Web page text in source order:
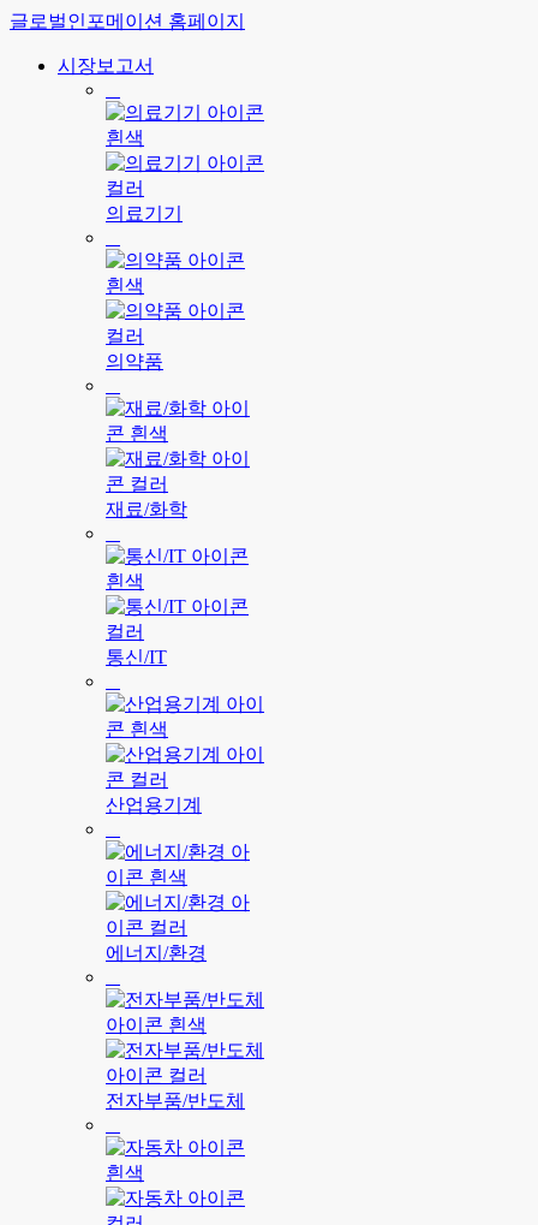
글로벌인포메이션 홈페이지
시장보고서
의료기기
의약품
재료/화학
통신/IT
산업용기계
에너지/환경
전자부품/반도체